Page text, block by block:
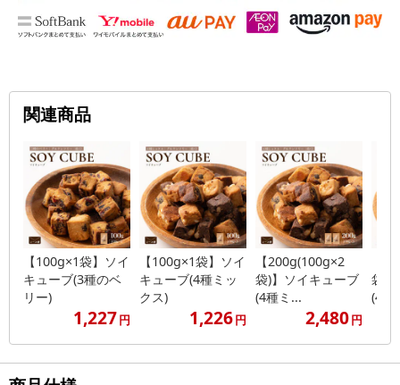
関連商品
【100g×1袋】ソイ
キューブ(3種のベ
リー)
1,227円
【100g×1袋】ソイ
キューブ(4種ミッ
クス)
1,226円
【200g(100g×2
袋)】ソイキューブ
(4種ミ...
2,480円
袋)
(4種